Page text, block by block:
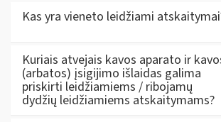
Kas yra vieneto leidžiami
Kuriais atvejais kavos aparato ir
(arbatos) įsigijimo išlaidas galima
priskirti leidžiamiems / ribojamų
dydžių leidžiamiems atskaitymams?